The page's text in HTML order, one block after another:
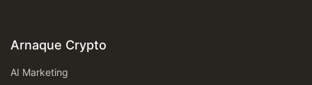
Arnaque Crypto
AI Marketing